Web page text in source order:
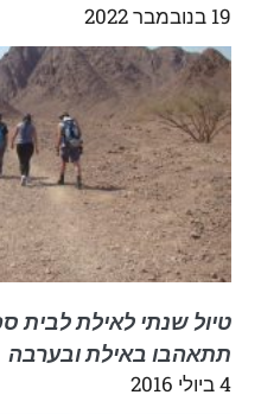
19 בנובמבר 2022
טיול שנתי לאילת לבית
תתאהבו באילת ובערבה
4 ביולי 2016